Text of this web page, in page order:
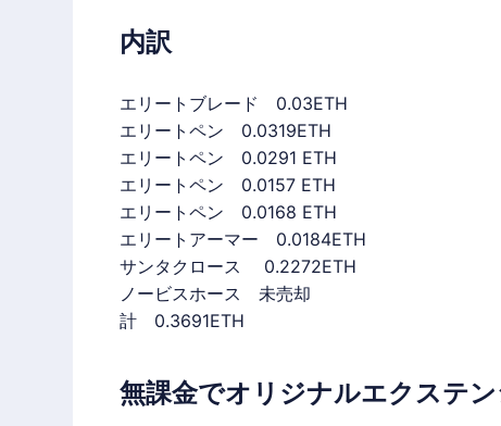
内訳
エリートブレード 0.03ETH
エリートペン 0.0319ETH
エリートペン 0.0291 ETH
エリートペン 0.0157 ETH
エリートペン 0.0168 ETH
エリートアーマー 0.0184ETH
サンタクロース 0.2272ETH
ノービスホース 未売却
計 0.3691ETH
無課金でオリジナルエクステン